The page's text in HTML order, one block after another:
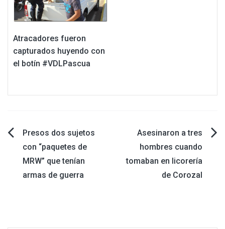
Atracadores fueron
capturados huyendo con
el botín #VDLPascua
Navegación
de
entradas
Presos dos sujetos
con “paquetes de
MRW” que tenían
armas de guerra
Asesinaron a tres
hombres cuando
tomaban en licorería
de Corozal